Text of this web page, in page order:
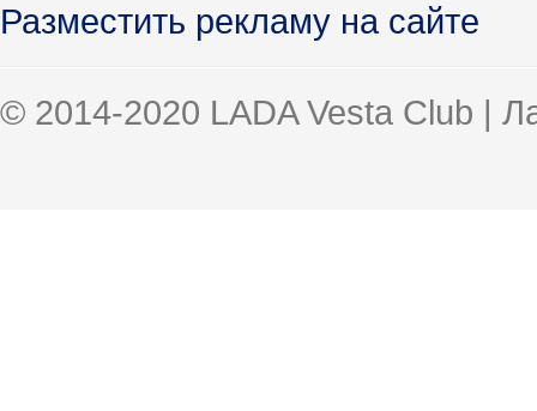
Разместить рекламу на сайте
© 2014-2020 LADA Vesta Club |